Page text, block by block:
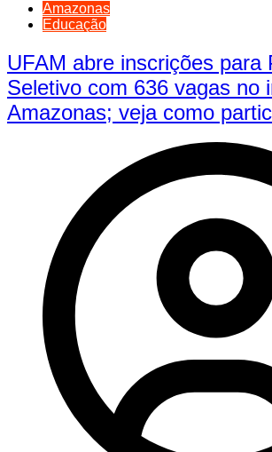
Amazonas
Educação
UFAM abre inscrições para
Seletivo com 636 vagas no
Amazonas; veja como